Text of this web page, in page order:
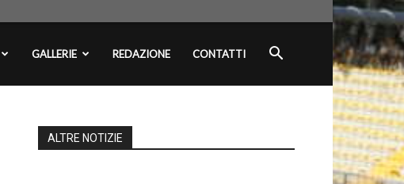
GALLERIE REDAZIONE CONTATTI
ALTRE NOTIZIE